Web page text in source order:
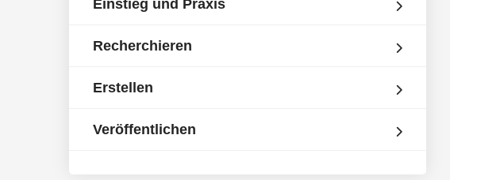
Einstieg und Praxis
Recherchieren
Erstellen
Veröffentlichen